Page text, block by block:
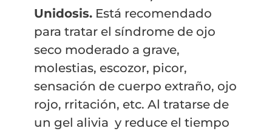
Unidosis.Está recomendado
para tratar el síndrome de ojo
seco moderado a grave,
molestias, escozor, picor,
sensación de cuerpo extraño, ojo
rojo, rritación, etc. Al tratarse de
un gel alivia y reduce el tiempo